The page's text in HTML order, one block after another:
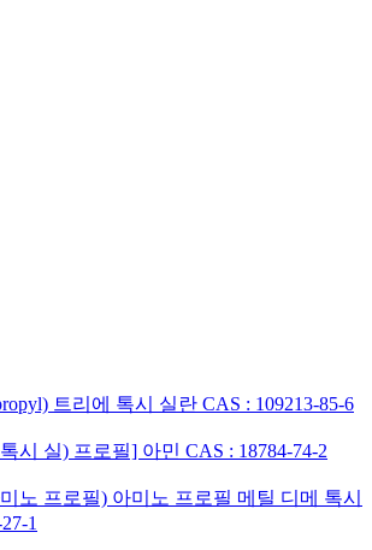
트리에 톡시 실란 CAS : 109213-85-6
시 실) 프로필] 아민 CAS : 18784-74-2
노 프로필) 아미노 프로필 메틸 디메 톡시
1